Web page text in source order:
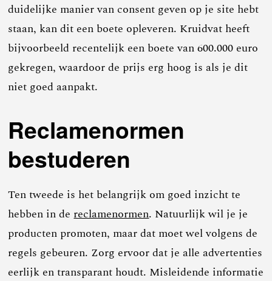
duidelijke manier van consent geven op je site hebt
staan, kan dit een boete opleveren. Kruidvat heeft
bijvoorbeeld recentelijk een boete van 600.000 euro
gekregen, waardoor de prijs erg hoog is als je dit
niet goed aanpakt.
Reclamenormen
bestuderen
Ten tweede is het belangrijk om goed inzicht te
hebben in dereclamenormen. Natuurlijk wil je je
producten promoten, maar dat moet wel volgens de
regels gebeuren. Zorg ervoor dat je alle advertenties
eerlijk en transparant houdt. Misleidende informatie